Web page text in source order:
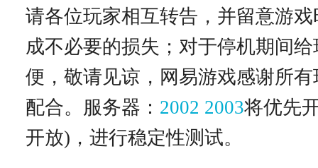
请各位玩家相互转告，并留意游
成不必要的损失；对于停机期间
便，敬请见谅，网易游戏感谢所
配合。服务器： 2002 2003将优先
开放)，进行稳定性测试。